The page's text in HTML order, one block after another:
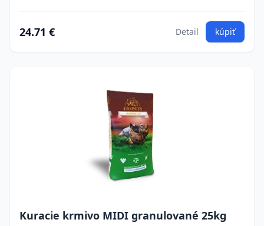
24.71 € Detail kúpiť
Kuracie krmivo MIDI granulované 25kg